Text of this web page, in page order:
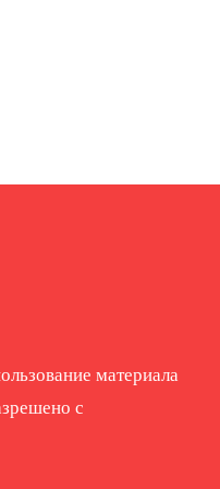
материала
с